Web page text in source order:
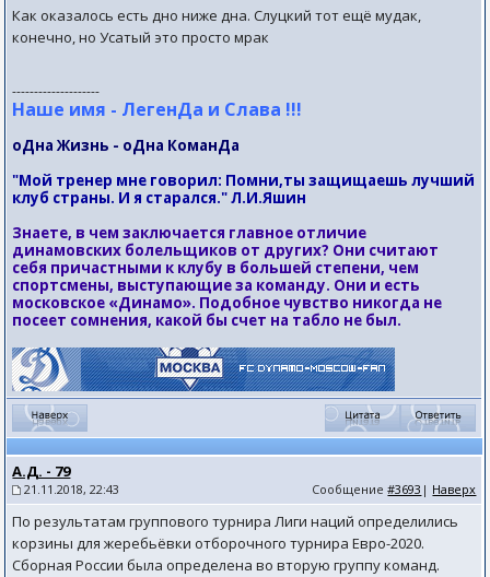
Как оказалось есть дно ниже дна. Слуцкий тот ещё мудак,
конечно, но Усатый это просто мрак
--------------------
Наше имя - ЛегенДа и Слава !!!
оДна Жизнь - оДна КоманДа
"Мой тренер мне говорил: Помни,ты защищаешь лучший
клуб страны. И я старался." Л.И.Яшин
Знаете, в чем заключается главное отличие
динамовских болельщиков от других? Они считают
себя причастными к клубу в большей степени, чем
спортсмены, выступающие за команду. Они и есть
московское «Динамо». Подобное чувство никогда не
посеет сомнения, какой бы счет на табло не был.
А.Д. - 79
21.11.2018, 22:43 Сообщение#3693 | Наверх
По результатам группового турнира Лиги наций определились
корзины для жеребьёвки отборочного турнира Евро-2020.
Сборная России была определена во вторую группу команд.